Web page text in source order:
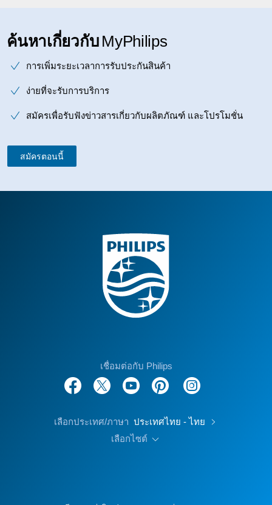
ค้นหาเกี่ยวกับ MyPhilips
การเพิ่มระยะเวลาการรับประกันสินค้า
ง่ายที่จะรับการบริการ
สมัครเพื่อรับฟังข่าวสารเกี่ยวกับผลิตภัณฑ์ และโปรโมชั่น
สมัครตอนนี้
เชื่อมต่อกับ Philips
เลือกประเทศ/ภาษา ประเทศไทย - ไทย
เลือกไซต์